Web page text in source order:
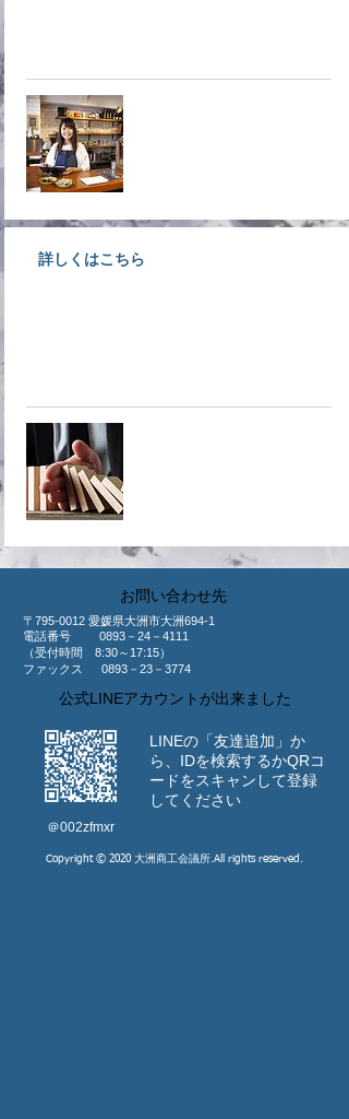
詳しくはこちら
​お問い合わせ先
〒795-0012 愛媛県大洲市大洲694-1
​電話番号 0893－24－4111
（受付時間 8:30～17:15）
ファックス 0893－23－3774
公式LINEアカウントが出来ました
​＠002zfmxr
LINEの「友達追加」か
ら、IDを検索するか​QRコ
ードをスキャンして登録
してください
Copyright © 2020 大洲商工会議所.All rights reserved.